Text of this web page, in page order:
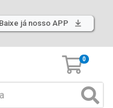
Baixe já nosso APP
0